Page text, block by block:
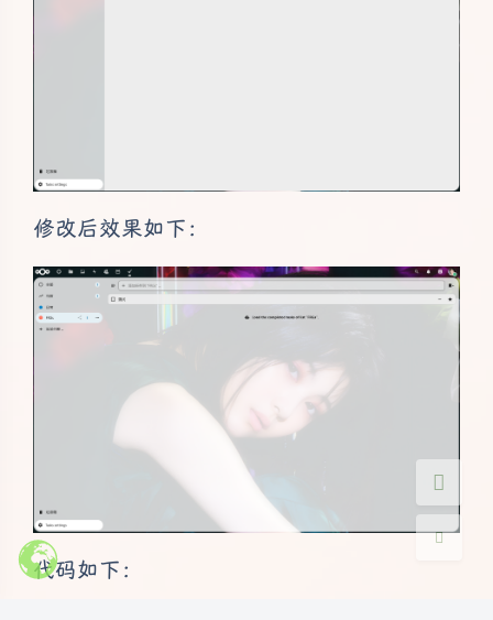
夜间模式
浅阴影
关闭 日落
修改后效果如下：
代码如下：